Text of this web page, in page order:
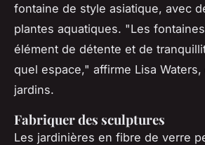
fontaine de style asiatique, avec
plantes aquatiques. "Les
élément de détente et de
quel espace," affirme Lisa
jardins.
Fabriquer des sculptures
Les jardinières en fibre de verre